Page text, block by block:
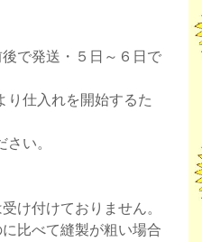
で発送・５日～６日で
り仕入れを開始するた
い。
け付けておりません。
比べて縫製が粗い場合